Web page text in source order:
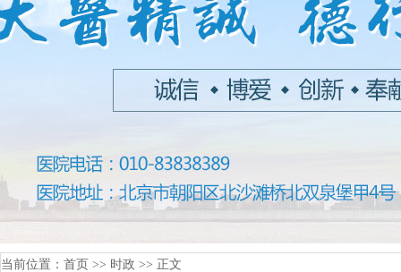
当前位置： 首页 >> 时政 >> 正文